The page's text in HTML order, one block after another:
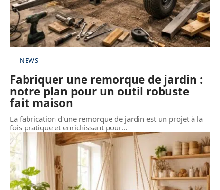
NEWS
Fabriquer une remorque de jardin :
notre plan pour un outil robuste
fait maison
La fabrication d'une remorque de jardin est un projet à la
fois pratique et enrichissant pour…